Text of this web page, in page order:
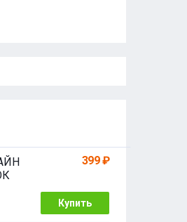
399 ₽
Купить